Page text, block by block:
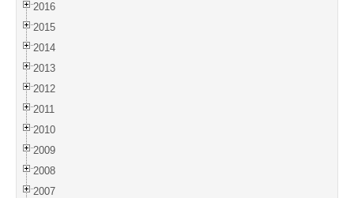
2016
2015
2014
2013
2012
2011
2010
2009
2008
2007